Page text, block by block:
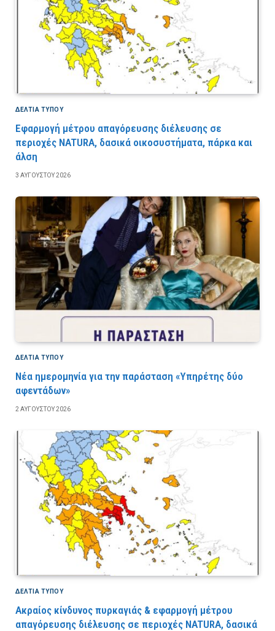
ΔΕΛΤΙΑ ΤΥΠΟΥ
Εφαρμογή μέτρου απαγόρευσης διέλευσης σε
περιοχές NATURA, δασικά οικοσυστήματα, πάρκα και
άλση
3 ΑΥΓΟΎΣΤΟΥ 2026
ΔΕΛΤΙΑ ΤΥΠΟΥ
Νέα ημερομηνία για την παράσταση «Υπηρέτης δύο
αφεντάδων»
2 ΑΥΓΟΎΣΤΟΥ 2026
ΔΕΛΤΙΑ ΤΥΠΟΥ
Ακραίος κίνδυνος πυρκαγιάς & εφαρμογή μέτρου
απαγόρευσης διέλευσης σε περιοχές NATURA, δασικά